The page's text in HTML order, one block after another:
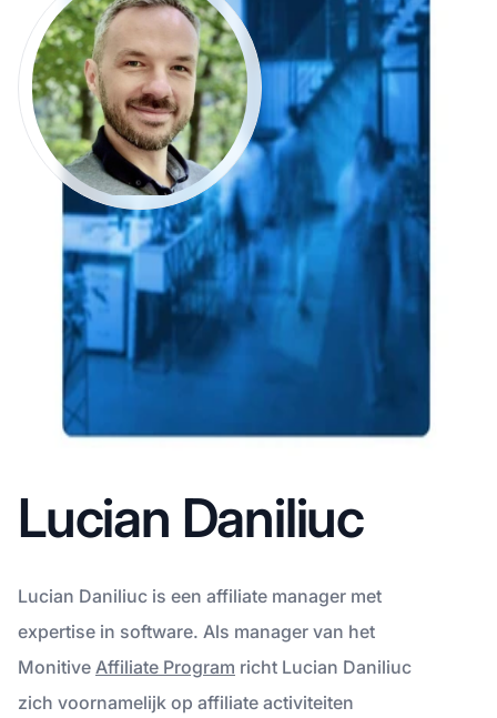
Lucian Daniliuc
Lucian Daniliuc is een affiliate manager met
expertise in software. Als manager van het
Monitive Affiliate Program richt Lucian Daniliuc
zich voornamelijk op affiliate activiteiten